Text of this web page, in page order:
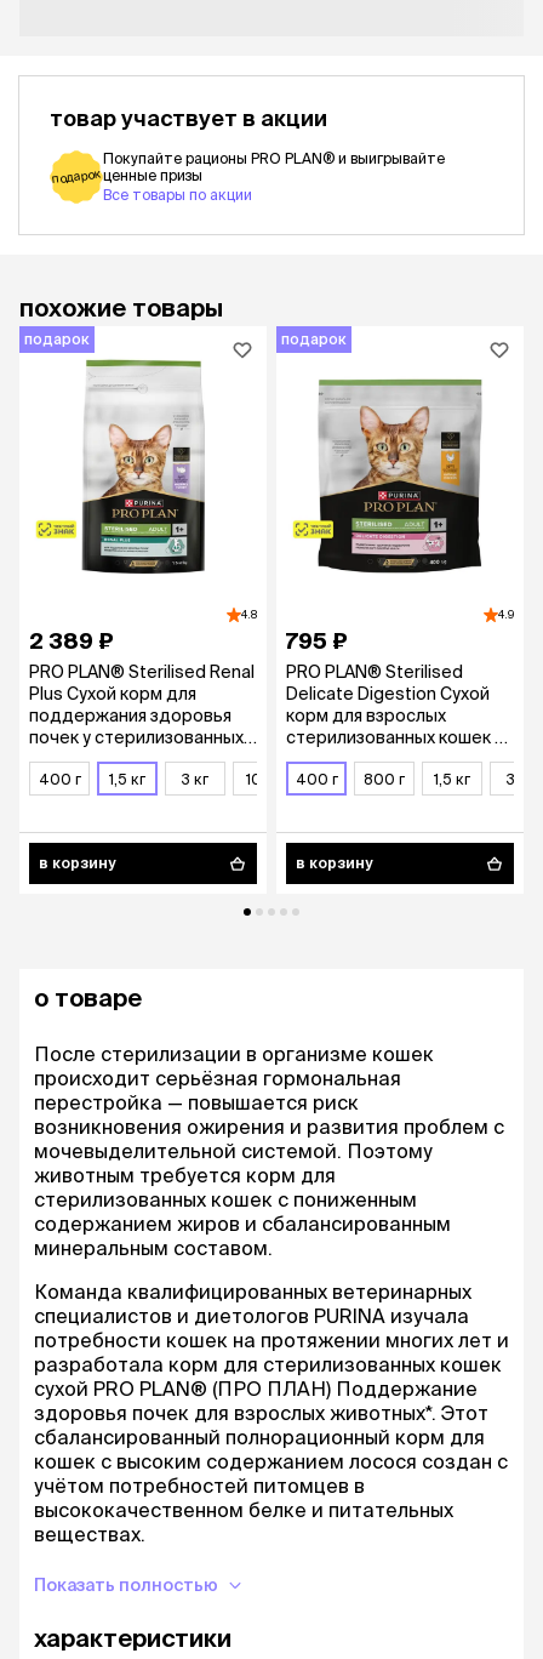
товар участвует в акции
подарок
Покупайте рационы PRO PLAN® и выигрывайте
ценные призы
Все товары по акции
похожие товары
подарок
4.8
2 389 ₽
PRO PLAN® Sterilised Renal
Plus Сухой корм для
поддержания здоровья
почек у стерилизованных
кошек, с высоким
содержанием индейки, 1,5
400 г 1,5 кг 3 кг 10 кг
в корзину
подарок
4.9
795 ₽
PRO PLAN® Sterilised
Delicate Digestion Сухой
корм для взрослых
стерилизованных кошек и
кастрированных котов с
чувствительным
400 г 800 г 1,5 кг 3 кг
в корзину
о товаре
После стерилизации в организме кошек
происходит серьёзная гормональная
перестройка — повышается риск
возникновения ожирения и развития проблем с
мочевыделительной системой. Поэтому
животным требуется корм для
стерилизованных кошек с пониженным
содержанием жиров и сбалансированным
минеральным составом.
Команда квалифицированных ветеринарных
специалистов и диетологов PURINA изучала
потребности кошек на протяжении многих лет и
разработала корм для стерилизованных кошек
сухой PRO PLAN® (ПРО ПЛАН) Поддержание
здоровья почек для взрослых животных*. Этот
сбалансированный полнорационный корм для
кошек с высоким содержанием лосося создан с
учётом потребностей питомцев в
высококачественном белке и питательных
веществах.
Сухой корм для кошек уменьшает
почки через шесть недель кормления**.
Показать полностью
характеристики